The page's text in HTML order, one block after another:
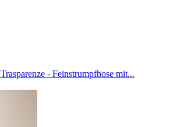
Trasparenze - Feinstrumpfhose mit...